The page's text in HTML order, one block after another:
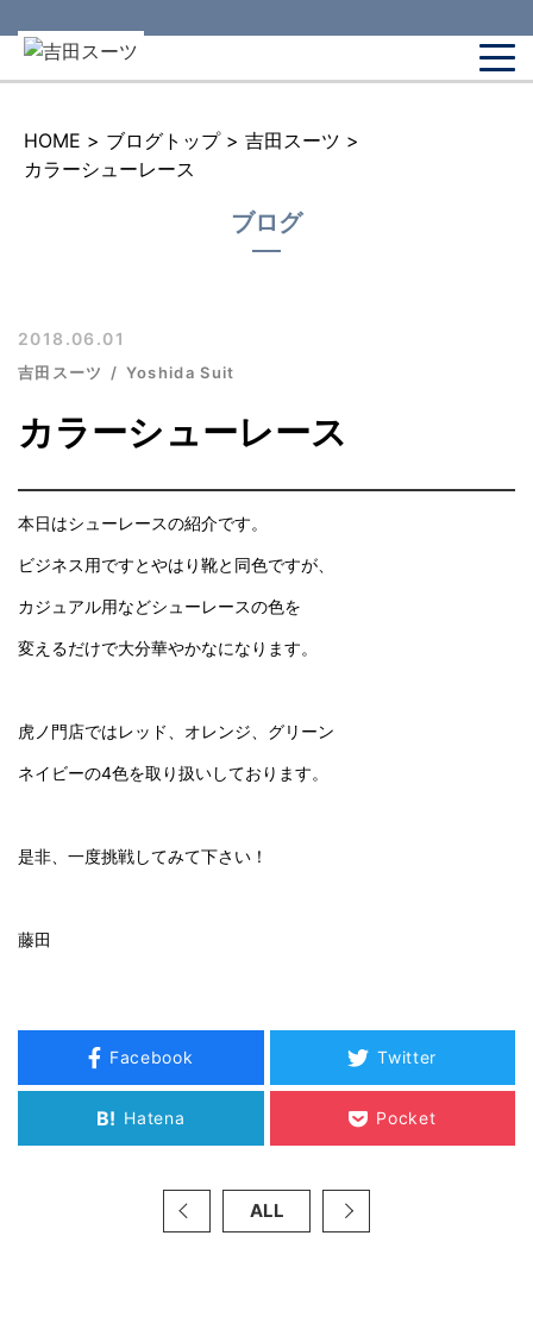
HOME > ブログトップ > 吉田スーツ >
カラーシューレース
ブログ
2018.06.01
吉田スーツ Yoshida Suit
カラーシューレース
本日はシューレースの紹介です。
ビジネス用ですとやはり靴と同色ですが、
カジュアル用などシューレースの色を
変えるだけで大分華やかなになります。
虎ノ門店ではレッド、オレンジ、グリーン
ネイビーの4色を取り扱いしております。
是非、一度挑戦してみて下さい！
藤田
Facebook Twitter
B! Hatena Pocket
ALL